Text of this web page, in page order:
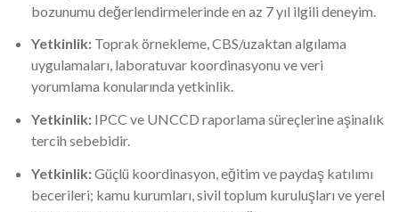
bozunumu değerlendirmelerinde en az 7 yıl ilgili deneyim.
Yetkinlik: Toprak örnekleme, CBS/uzaktan algılama
uygulamaları, laboratuvar koordinasyonu ve veri
yorumlama konularında yetkinlik.
Yetkinlik: IPCC ve UNCCD raporlama süreçlerine aşinalık
tercih sebebidir.
Yetkinlik:Güçlü koordinasyon, eğitim ve paydaş katılımı
becerileri; kamu kurumları, sivil toplum kuruluşları ve yerel